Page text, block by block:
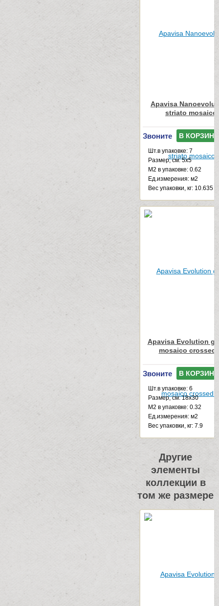
Apavisa
striato mosaico
Звоните В КОРЗИНУ
Шт.в упаковке: 7
Размер, см: 5x5
М2 в упаковке: 0.62
Ед.измерения: м2
Веc упаковки, кг: 10.635
Apavisa Evolution
mosaico crossed
Звоните В КОРЗИНУ
Шт.в упаковке: 6
Размер, см: 18x30
М2 в упаковке: 0.32
Ед.измерения: м2
Веc упаковки, кг: 7.9
Другие
элементы
коллекции в
том же размере